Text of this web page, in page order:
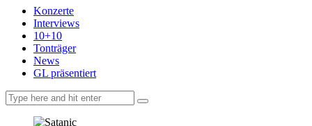
Konzerte
Interviews
10+10
Tonträger
News
GL präsentiert